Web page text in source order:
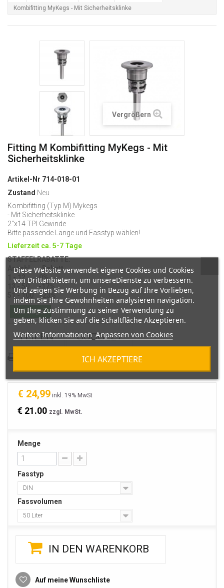
Kombifitting MyKegs - Mit Sicherheitsklinke
Vergrößern
Fitting M Kombifitting MyKegs - Mit
Sicherheitsklinke
Artikel-Nr 714-018-01
Zustand Neu
Kombifitting (Typ M) Mykegs
- Mit Sicherheitsklinke
2"x14 TPI Gewinde
Bitte passende Länge und Fasstyp wählen!
Lieferzeit ca. 5-7 Tage
STAFFELRABATTE:
Anzahl Rabatt
1 - 12 0%
13 - 50 -17%
51 - 100 -23%
Auf Lager
TEILEN GOOGLE+
€ 24,99 inkl. 19% MwSt
€ 21.00 zzgl. MwSt.
Menge
Fasstyp
DIN
Fassvolumen
50 Liter
IN DEN WARENKORB
Auf meine Wunschliste
Diese Website verwendet eigene Cookies und Cookies
von Drittanbietern, um unsereDienste zu verbessern.
Und zeigen Sie Werbung in Bezug auf Ihre Vorlieben,
indem Sie Ihre Gewohnheiten analysieren navigation.
Um Ihre Zustimmung zu seiner Verwendung zu
geben, klicken Sie auf die Schaltfläche Akzeptieren.
Weitere Informationen Anpassen von Cookies
ICH AKZEPTIERE